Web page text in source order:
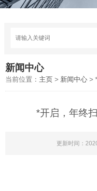
新闻中心
当前位置： 主页 > 新闻中心 >
*开启，年终
更新时间：